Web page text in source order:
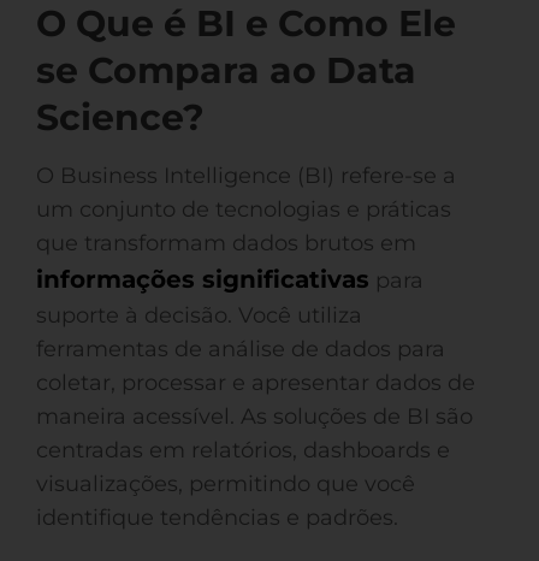
O Que é BI e Como Ele
se Compara ao Data
Science?
O Business Intelligence (BI) refere-se a
um conjunto de tecnologias e práticas
que transformam dados brutos em
informações significativas para
suporte à decisão. Você utiliza
ferramentas de análise de dados para
coletar, processar e apresentar dados de
maneira acessível. As soluções de BI são
centradas em relatórios, dashboards e
visualizações, permitindo que você
identifique tendências e padrões.